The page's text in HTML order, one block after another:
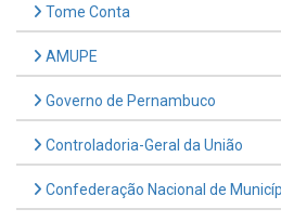
Tome Conta
AMUPE
Governo de Pernambuco
Controladoria-Geral da União
Confederação Nacional de